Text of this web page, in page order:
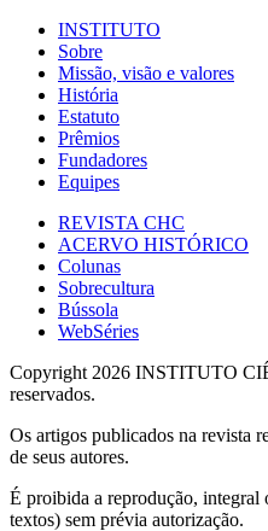
INSTITUTO
Sobre
Missão, visão e valores
História
Estatuto
Prêmios
Fundadores
Equipes
REVISTA CHC
ACERVO HISTÓRICO
Colunas
Sobrecultura
Bússola
WebSéries
Copyright 2026 INSTITUTO
reservados.
Os artigos publicados na revista
de seus autores.
É proibida a reprodução, integral
textos) sem prévia autorização.